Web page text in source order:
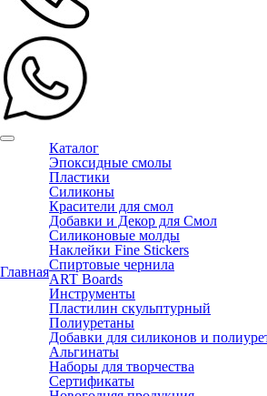
Главная
Каталог
Эпоксидные смолы
Пластики
Силиконы
Красители для смол
Добавки и Декор для Смол
Силиконовые молды
Наклейки Fine Stickers
Спиртовые чернила
ART Boards
Инструменты
Пластилин скульптурный
Полиуретаны
Добавки для силиконов и
Альгинаты
Наборы для творчества
Сертификаты